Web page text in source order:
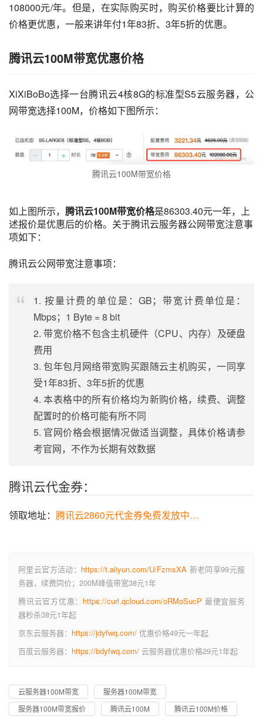
108000元/年。但是，在实际购买时，购买价格要比计算的
价格更优惠，一般来讲年付1年83折、3年5折的优惠。
腾讯云100M带宽优惠价格
XiXiBoBo选择一台腾讯云4核8G的标准型S5云服务器，公
网带宽选择100M，价格如下图所示：
腾讯云100M带宽价格
如上图所示， 腾讯云100M带宽价格是86303.40元一年，上
述报价是优惠后的价格。关于腾讯云服务器公网带宽注意事
项如下：
腾讯云公网带宽注意事项：
1. 按量计费的单位是：GB；带宽计费单位是：
Mbps；1 Byte = 8 bit
2. 带宽价格不包含主机硬件（CPU、内存）及硬盘
费用
3. 包年包月网络带宽购买跟随云主机购买，一同享
受1年83折、3年5折的优惠
4. 本表格中的所有价格均为新购价格，续费、调整
配置时的价格可能有所不同
5. 官网价格会根据情况做适当调整，具体价格请参
考官网，不作为长期有效数据
腾讯云代金券：
领取地址： 腾讯云2860元代金券免费发放中…
阿里云官方活动： https://t.aliyun.com/U/FzmsXA 新老同享99元服
务器，续费同价；200M峰值带宽38元1年
腾讯云官方优惠： https://curl.qcloud.com/oRMoSucP 最便宜服务
器秒杀38元1年起
京东云服务器： https://jdyfwq.com/ 优惠价格49元一年起
百度云服务器： https://bdyfwq.com/ 云服务器优惠价格29元1年起
云服务器100M带宽
服务器100M带宽
服务器100M带宽报价
腾讯云100M
腾讯云100M价格